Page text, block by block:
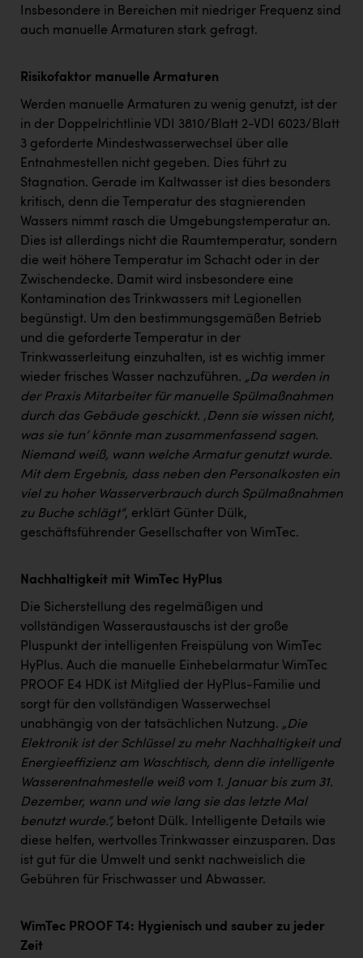
Insbesondere in Bereichen mit niedriger Frequenz sind
auch manuelle Armaturen stark gefragt.
Risikofaktor manuelle Armaturen
Werden manuelle Armaturen zu wenig genutzt, ist der
in der Doppelrichtlinie VDI 3810/Blatt 2-VDI 6023/Blatt
3 geforderte Mindestwasserwechsel über alle
Entnahmestellen nicht gegeben. Dies führt zu
Stagnation. Gerade im Kaltwasser ist dies besonders
kritisch, denn die Temperatur des stagnierenden
Wassers nimmt rasch die Umgebungstemperatur an.
Dies ist allerdings nicht die Raumtemperatur, sondern
die weit höhere Temperatur im Schacht oder in der
Zwischendecke. Damit wird insbesondere eine
Kontamination des Trinkwassers mit Legionellen
begünstigt. Um den bestimmungsgemäßen Betrieb
und die geforderte Temperatur in der
Trinkwasserleitung einzuhalten, ist es wichtig immer
wieder frisches Wasser nachzuführen. „Da werden in
der Praxis Mitarbeiter für manuelle Spülmaßnahmen
durch das Gebäude geschickt. ‚Denn sie wissen nicht,
was sie tun‘ könnte man zusammenfassend sagen.
Niemand weiß, wann welche Armatur genutzt wurde.
Mit dem Ergebnis, dass neben den Personalkosten ein
viel zu hoher Wasserverbrauch durch Spülmaßnahmen
zu Buche schlägt“, erklärt Günter Dülk,
geschäftsführender Gesellschafter von WimTec.
Nachhaltigkeit mit WimTec HyPlus
Die Sicherstellung des regelmäßigen und
vollständigen Wasseraustauschs ist der große
Pluspunkt der intelligenten Freispülung von WimTec
HyPlus. Auch die manuelle Einhebelarmatur WimTec
PROOF E4 HDK ist Mitglied der HyPlus-Familie und
sorgt für den vollständigen Wasserwechsel
unabhängig von der tatsächlichen Nutzung. „Die
Elektronik ist der Schlüssel zu mehr Nachhaltigkeit und
Energieeffizienz am Waschtisch, denn die intelligente
Wasserentnahmestelle weiß vom 1. Januar bis zum 31.
Dezember, wann und wie lang sie das letzte Mal
benutzt wurde.“, betont Dülk. Intelligente Details wie
diese helfen, wertvolles Trinkwasser einzusparen. Das
ist gut für die Umwelt und senkt nachweislich die
Gebühren für Frischwasser und Abwasser.
WimTec PROOF T4: Hygienisch und sauber zu jeder
Zeit